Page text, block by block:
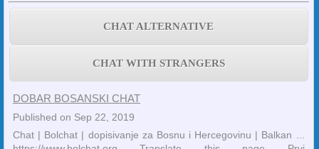
CHAT ALTERNATIVE
CHAT WITH STRANGERS
DOBAR BOSANSKI CHAT
Published on Sep 22, 2019
Chat | Bolchat | dopisivanje za Bosnu i Hercegovinu | Balkan ...